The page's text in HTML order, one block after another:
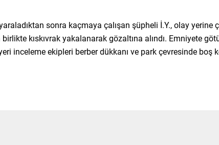
sonra kaçmaya çalışan şüpheli İ.Y., olay
kıskıvrak yakalanarak gözaltına alındı. Emniyete
inceleme ekipleri berber dükkanı ve park çevresinde